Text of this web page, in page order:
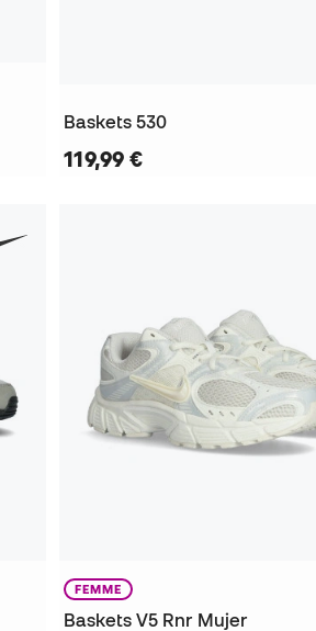
Baskets 530
119,99 €
FEMME
Baskets V5 Rnr Mujer